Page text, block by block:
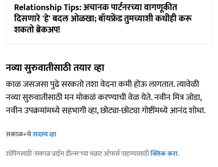
Relationship Tips: अचानक पार्टनरच्या वागणूकीत
दिसणारे 'हे' बदल ओळखा; बॉयफ्रेंड तुमच्याशी कधीही करू
शकतो ब्रेकअप!
नव्या सुरुवातीसाठी तयार व्हा
काळ जसजसा पुढे सरकतो तशा वेदना कमी होऊ लागतात. त्यावेळी
नव्या सुरुवातीसाठी मन मोकळं करण्याची वेळ येते. नवीन मित्र जोडा,
नवीन उपक्रमांमध्ये सहभागी व्हा, छोट्या-छोट्या गोष्टींमध्ये आनंद शोधा.
सकाळ+चेसदस्य व्हा
शॉपिंगसाठी 'सकाळ प्राईम डील्स'च्या भन्नाट ऑफर्स पाहण्यासाठीक्लिक करा.